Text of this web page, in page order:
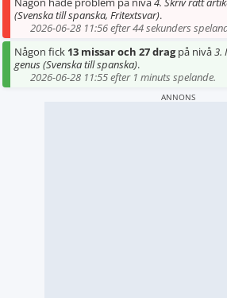
(Svenska till spanska, Fritextsvar).
2026-06-28 11:56 efter 44 sekunders
Någon fick 13 missar och 27 dragpå nivå3.
genus (Svenska till spanska).
2026-06-28 11:55 efter 1 minuts spelande.
ANNONS